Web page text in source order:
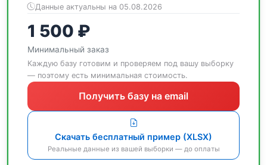
Данные актуальны на 05.08.2026
1 500 ₽
Минимальный заказ
Каждую базу готовим и проверяем под вашу выборку
— поэтому есть минимальная стоимость.
Получить базу на email
Скачать бесплатный пример (XLSX)
Реальные данные из вашей выборки — до оплаты